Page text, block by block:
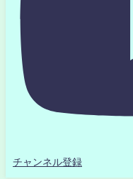
チャンネル登録